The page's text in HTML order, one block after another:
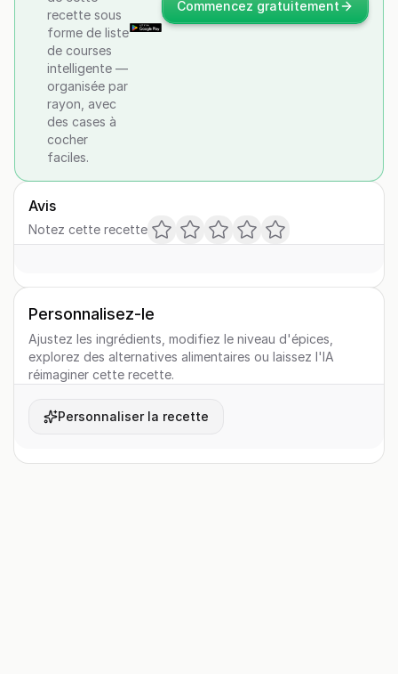
recette sous
forme de liste
de courses
intelligente —
organisée par
rayon, avec
des cases à
cocher
faciles.
Commencez gratuitement
Avis
Notez cette recette
Personnalisez-le
Ajustez les ingrédients, modifiez le niveau d'épices,
explorez des alternatives alimentaires ou laissez l'IA
réimaginer cette recette.
Personnaliser la recette